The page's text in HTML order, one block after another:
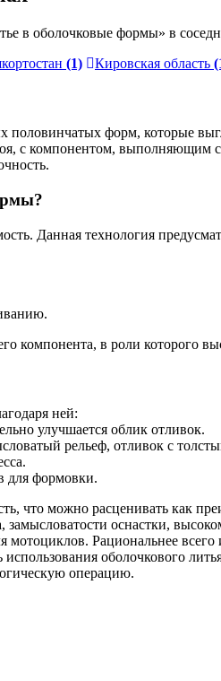
в оболочковые формы» в
(1) Кировская область
половинчатых форм, которые
с компонентом,
Данная технология
компонента, в роли которого
ней:
улучшается облик отливок.
рельеф, отливок с
для формовки.
что можно расценивать как
оснастки,
мотоциклов. Рациональнее
оболочкового
операцию.